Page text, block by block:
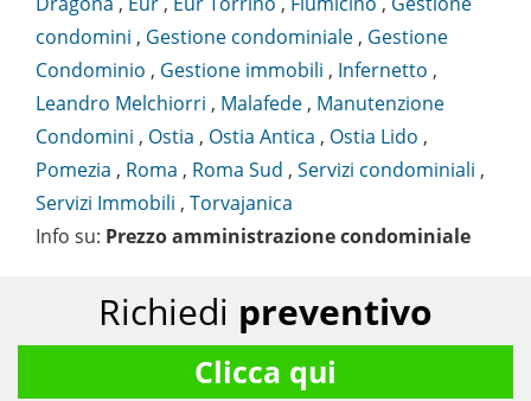
condomini , Gestione condominiale , Gestione
Condominio , Gestione immobili , Infernetto ,
Leandro Melchiorri , Malafede , Manutenzione
Condomini , Ostia , Ostia Antica , Ostia Lido ,
Pomezia , Roma , Roma Sud , Servizi condominiali ,
Servizi Immobili , Torvajanica
Info su: Prezzo amministrazione condominiale
Richiedi preventivo
Clicca qui